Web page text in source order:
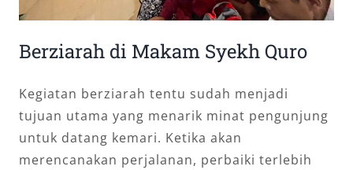
Berziarah di Makam Syekh Quro
Kegiatan berziarah tentu sudah menjadi
tujuan utama yang menarik minat pengunjung
untuk datang kemari. Ketika akan
merencanakan perjalanan, perbaiki terlebih